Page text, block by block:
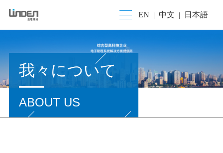
EN 中文 日本語
我々について
ABOUT US